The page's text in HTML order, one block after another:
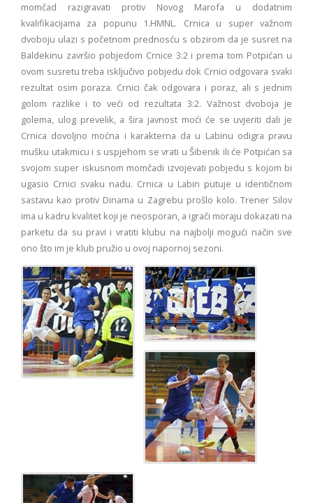
momčad razigravati protiv Novog Marofa u dodatnim
kvalifikacijama za popunu 1.HMNL. Crnica u super važnom
dvoboju ulazi s početnom prednosću s obzirom da je susret na
Baldekinu završio pobjedom Crnice 3:2 i prema tom Potpićan u
ovom susretu treba isključivo pobjedu dok Crnici odgovara svaki
rezultat osim poraza. Crnici čak odgovara i poraz, ali s jednim
golom razlike i to veći od rezultata 3:2. Važnost dvoboja je
golema, ulog prevelik, a šira javnost moći će se uvjeriti dali je
Crnica dovoljno moćna i karakterna da u Labinu odigra pravu
mušku utakmicu i s uspjehom se vrati u Šibenik ili će Potpićan sa
svojom super iskusnom momčadi izvojevati pobjedu s kojom bi
ugasio Crnici svaku nadu. Crnica u Labin putuje u identičnom
sastavu kao protiv Dinama u Zagrebu prošlo kolo. Trener Silov
ima u kadru kvalitet koji je neosporan, a igrači moraju dokazati na
parketu da su pravi i vratiti klubu na najbolji mogući način sve
ono što im je klub pružio u ovoj napornoj sezoni.